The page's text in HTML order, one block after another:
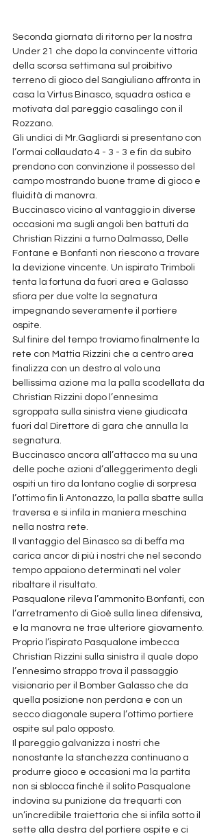
Seconda giornata di ritorno per la nostra
Under 21 che dopo la convincente vittoria
della scorsa settimana sul proibitivo
terreno di gioco del Sangiuliano affronta in
casa la Virtus Binasco, squadra ostica e
motivata dal pareggio casalingo con il
Rozzano.
Gli undici di Mr.Gagliardi si presentano con
l’ormai collaudato 4 - 3 - 3 e fin da subito
prendono con convinzione il possesso del
campo mostrando buone trame di gioco e
fluidità di manovra.
Buccinasco vicino al vantaggio in diverse
occasioni ma sugli angoli ben battuti da
Christian Rizzini a turno Dalmasso, Delle
Fontane e Bonfanti non riescono a trovare
la devizione vincente. Un ispirato Trimboli
tenta la fortuna da fuori area e Galasso
sfiora per due volte la segnatura
impegnando severamente il portiere
ospite.
Sul finire del tempo troviamo finalmente la
rete con Mattia Rizzini che a centro area
finalizza con un destro al volo una
bellissima azione ma la palla scodellata da
Christian Rizzini dopo l’ennesima
sgroppata sulla sinistra viene giudicata
fuori dal Direttore di gara che annulla la
segnatura.
Buccinasco ancora all’attacco ma su una
delle poche azioni d’alleggerimento degli
ospiti un tiro da lontano coglie di sorpresa
l’ottimo fin li Antonazzo, la palla sbatte sulla
traversa e si infila in maniera meschina
nella nostra rete.
Il vantaggio del Binasco sa di beffa ma
carica ancor di più i nostri che nel secondo
tempo appaiono determinati nel voler
ribaltare il risultato.
Pasqualone rileva l’ammonito Bonfanti, con
l’arretramento di Gioè sulla linea difensiva,
e la manovra ne trae ulteriore giovamento.
Proprio l’ispirato Pasqualone imbecca
Christian Rizzini sulla sinistra il quale dopo
l’ennesimo strappo trova il passaggio
visionario per il Bomber Galasso che da
quella posizione non perdona e con un
secco diagonale supera l’ottimo portiere
ospite sul palo opposto.
Il pareggio galvanizza i nostri che
nonostante la stanchezza continuano a
produrre gioco e occasioni ma la partita
non si sblocca finchè il solito Pasqualone
indovina su punizione da trequarti con
un’incredibile traiettoria che si infila sotto il
sette alla destra del portiere ospite e ci